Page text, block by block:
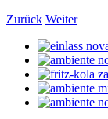
Zurück Weiter
View
Larger
Image
View
Larger
Image
View
Larger
Image
View
Larger
View